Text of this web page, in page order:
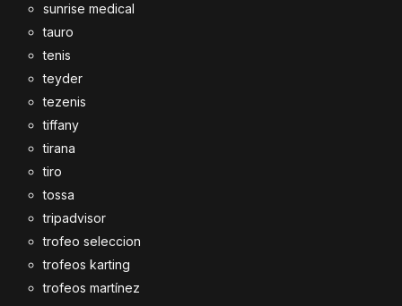
sunrise medical
tauro
tenis
teyder
tezenis
tiffany
tirana
tiro
tossa
tripadvisor
trofeo seleccion
trofeos karting
trofeos martínez